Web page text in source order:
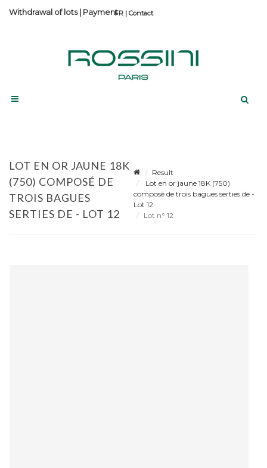
Contact
Withdrawal of lots| Payment
LOT EN OR JAUNE 18K
(750) COMPOSÉ DE
TROIS BAGUES
SERTIES DE - LOT 12
Result
Lot en or jaune 18K (750)
composé de trois bagues serties de -
Lot 12
Lot n° 12